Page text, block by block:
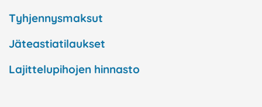
Tyhjennysmaksut
Jäteastiatilaukset
Lajittelupihojen hinnasto